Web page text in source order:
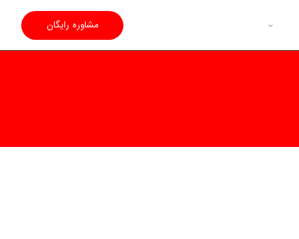
مشاوره رایگان